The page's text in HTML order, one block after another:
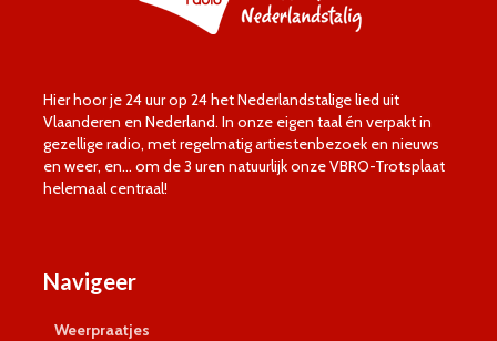
Hier hoor je 24 uur op 24 het Nederlandstalige lied uit
Vlaanderen en Nederland. In onze eigen taal én verpakt in
gezellige radio, met regelmatig artiestenbezoek en nieuws
en weer, en… om de 3 uren natuurlijk onze VBRO-Trotsplaat
helemaal centraal!
Navigeer
Weerpraatjes